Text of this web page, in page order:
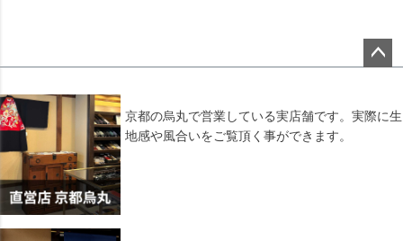
ップ
京都の烏丸で営業している実店舗です。実際に生
地感や風合いをご覧頂く事ができます。